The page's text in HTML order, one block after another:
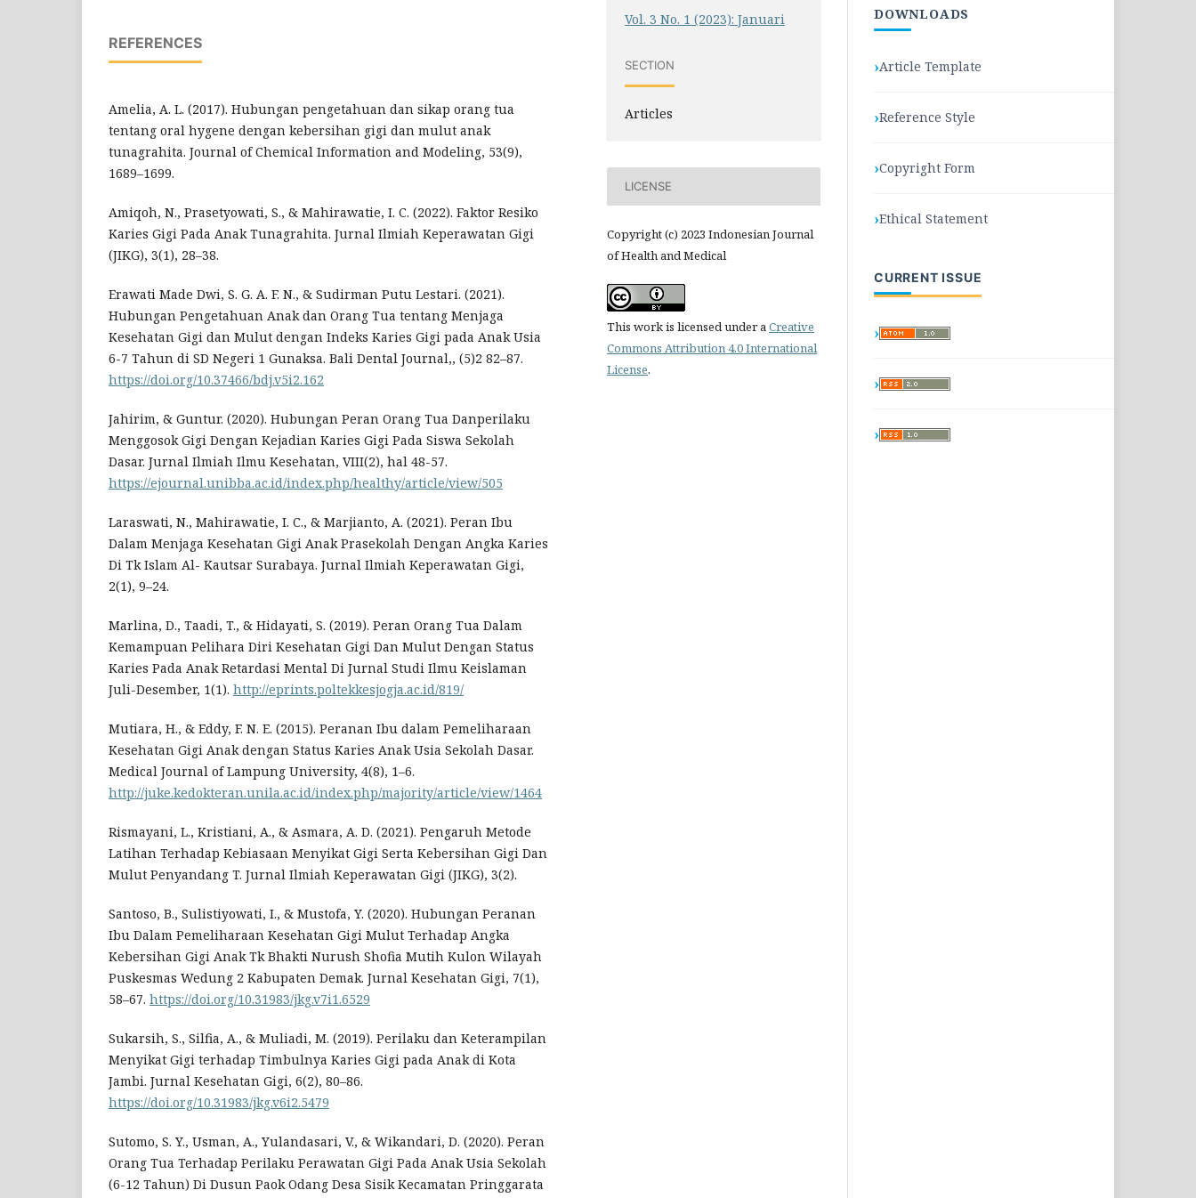
REFERENCES
Amelia, A. L. (2017). Hubungan pengetahuan dan sikap orang tua
tentang oral hygene dengan kebersihan gigi dan mulut anak
tunagrahita. Journal of Chemical Information and Modeling, 53(9),
1689–1699.
Amiqoh, N., Prasetyowati, S., & Mahirawatie, I. C. (2022). Faktor Resiko
Karies Gigi Pada Anak Tunagrahita. Jurnal Ilmiah Keperawatan Gigi
(JIKG), 3(1), 28–38.
Erawati Made Dwi, S. G. A. F. N., & Sudirman Putu Lestari. (2021).
Hubungan Pengetahuan Anak dan Orang Tua tentang Menjaga
Kesehatan Gigi dan Mulut dengan Indeks Karies Gigi pada Anak Usia
6-7 Tahun di SD Negeri 1 Gunaksa. Bali Dental Journal,, (5)2 82–87.
https://doi.org/10.37466/bdj.v5i2.162
Jahirim, & Guntur. (2020). Hubungan Peran Orang Tua Danperilaku
Menggosok Gigi Dengan Kejadian Karies Gigi Pada Siswa Sekolah
Dasar. Jurnal Ilmiah Ilmu Kesehatan, VIII(2), hal 48-57.
https://ejournal.unibba.ac.id/index.php/healthy/article/view/505
Laraswati, N., Mahirawatie, I. C., & Marjianto, A. (2021). Peran Ibu
Dalam Menjaga Kesehatan Gigi Anak Prasekolah Dengan Angka Karies
Di Tk Islam Al- Kautsar Surabaya. Jurnal Ilmiah Keperawatan Gigi,
2(1), 9–24.
Marlina, D., Taadi, T., & Hidayati, S. (2019). Peran Orang Tua Dalam
Kemampuan Pelihara Diri Kesehatan Gigi Dan Mulut Dengan Status
Karies Pada Anak Retardasi Mental Di Jurnal Studi Ilmu Keislaman
Juli-Desember, 1(1). http://eprints.poltekkesjogja.ac.id/819/
Mutiara, H., & Eddy, F. N. E. (2015). Peranan Ibu dalam Pemeliharaan
Kesehatan Gigi Anak dengan Status Karies Anak Usia Sekolah Dasar.
Medical Journal of Lampung University, 4(8), 1–6.
http://juke.kedokteran.unila.ac.id/index.php/majority/article/view/1464
Rismayani, L., Kristiani, A., & Asmara, A. D. (2021). Pengaruh Metode
Latihan Terhadap Kebiasaan Menyikat Gigi Serta Kebersihan Gigi Dan
Mulut Penyandang T. Jurnal Ilmiah Keperawatan Gigi (JIKG), 3(2).
Santoso, B., Sulistiyowati, I., & Mustofa, Y. (2020). Hubungan Peranan
Ibu Dalam Pemeliharaan Kesehatan Gigi Mulut Terhadap Angka
Kebersihan Gigi Anak Tk Bhakti Nurush Shofia Mutih Kulon Wilayah
Puskesmas Wedung 2 Kabupaten Demak. Jurnal Kesehatan Gigi, 7(1),
58–67. https://doi.org/10.31983/jkg.v7i1.6529
Sukarsih, S., Silfia, A., & Muliadi, M. (2019). Perilaku dan Keterampilan
Menyikat Gigi terhadap Timbulnya Karies Gigi pada Anak di Kota
Jambi. Jurnal Kesehatan Gigi, 6(2), 80–86.
https://doi.org/10.31983/jkg.v6i2.5479
Sutomo, S. Y., Usman, A., Yulandasari, V., & Wikandari, D. (2020). Peran
Orang Tua Terhadap Perilaku Perawatan Gigi Pada Anak Usia Sekolah
(6-12 Tahun) Di Dusun Paok Odang Desa Sisik Kecamatan Pringgarata
Vol. 3 No. 1 (2023): Januari
SECTION
Articles
LICENSE
Copyright (c) 2023 Indonesian Journal
of Health and Medical
This work is licensed under aCreative
Commons Attribution 4.0 International
License.
DOWNLOADS
Article Template
Reference Style
Copyright Form
Ethical Statement
CURRENT ISSUE